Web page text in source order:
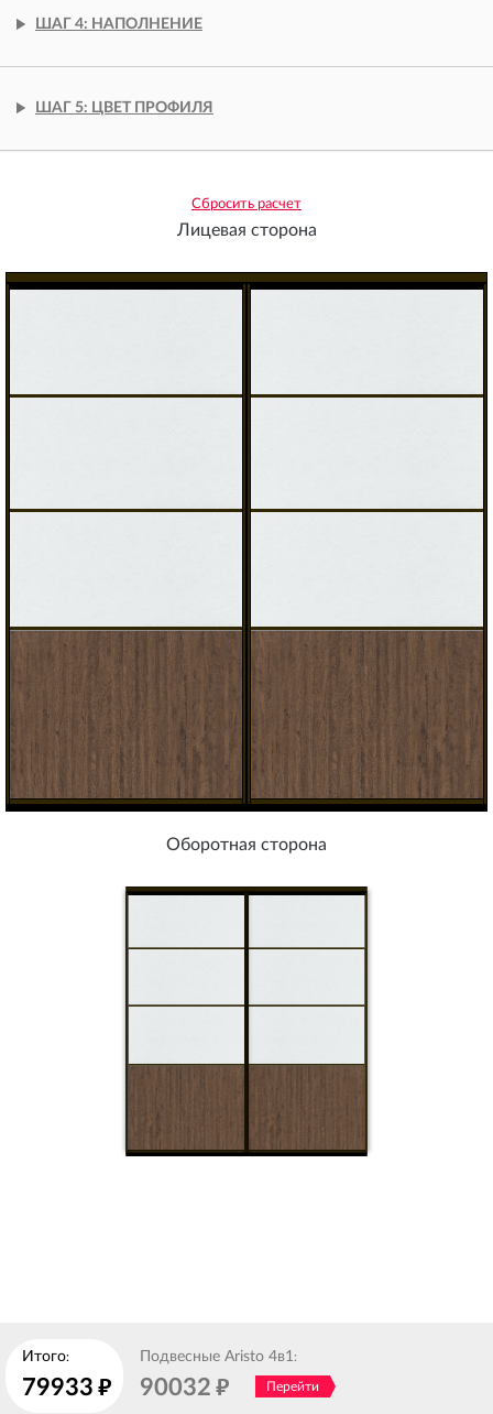
ШАГ 4: НАПОЛНЕНИЕ
ШАГ 5: ЦВЕТ ПРОФИЛЯ
Сбросить расчет
Лицевая сторона
Оборотная сторона
Итого:
79933 руб.
Подвесные Aristo 4в1:
90032 руб. Перейти